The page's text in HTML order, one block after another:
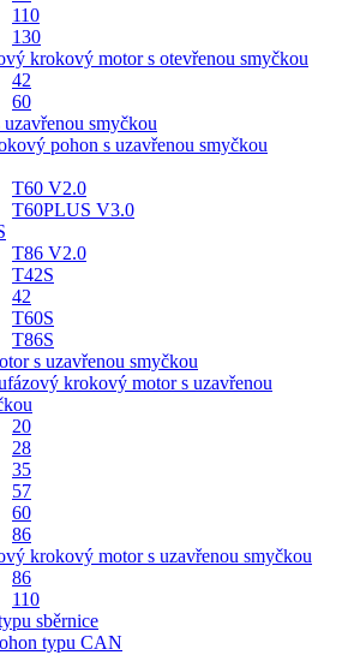
110
130
krokový motor s otevřenou smyčkou
42
60
smyčkou
pohon s uzavřenou smyčkou
T60 V2.0
T60PLUS V3.0
T86 V2.0
T42S
42
T60S
T86S
s uzavřenou smyčkou
krokový motor s uzavřenou
20
28
35
57
60
86
krokový motor s uzavřenou smyčkou
86
110
sběrnice
typu CAN